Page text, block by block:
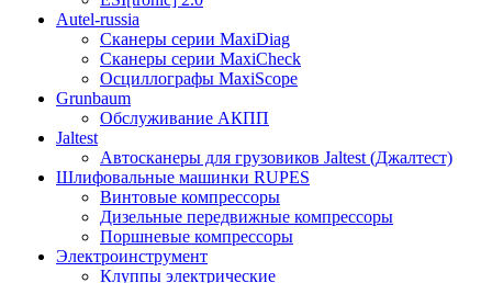
Autel-russia
Сканеры серии MaxiDiag
Сканеры серии MaxiCheck
Осциллографы MaxiScope
Grunbaum
Обслуживание АКПП
Jaltest
Автосканеры для грузовиков Jaltest (Джалтест)
Шлифовальные машинки RUPES
Винтовые компрессоры
Дизельные передвижные компрессоры
Поршневые компрессоры
Электроинструмент
Клуппы электрические